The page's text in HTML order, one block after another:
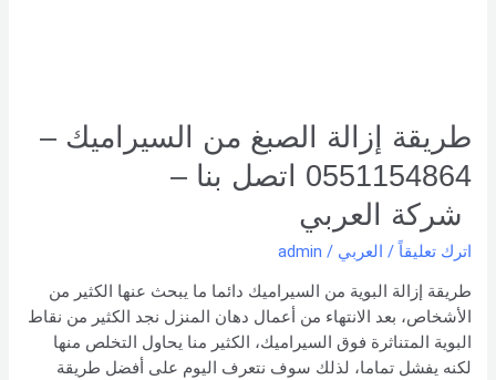
طريقة إزالة الصبغ من السيراميك –
0551154864 اتصل بنا –
شركة العربي
اترك تعليقاً / العربي /
admin
طريقة إزالة البوية من السيراميك دائما ما يبحث عنها الكثير من
الأشخاص، بعد الانتهاء من أعمال دهان المنزل نجد الكثير من نقاط
البوية المتناثرة فوق السيراميك، الكثير منا يحاول التخلص منها
لكنه يفشل تماما، لذلك سوف نتعرف اليوم على أفضل طريقة